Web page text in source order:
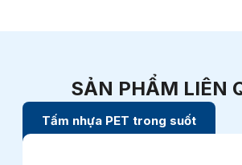
SẢN PHẨM LIÊN
Tấm nhựa PET trong suốt